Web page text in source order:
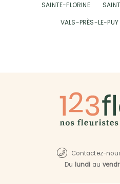
SAINTE-FLORINE
VALS-PRÈS-LE-PUY
Contactez-
Du lundi au